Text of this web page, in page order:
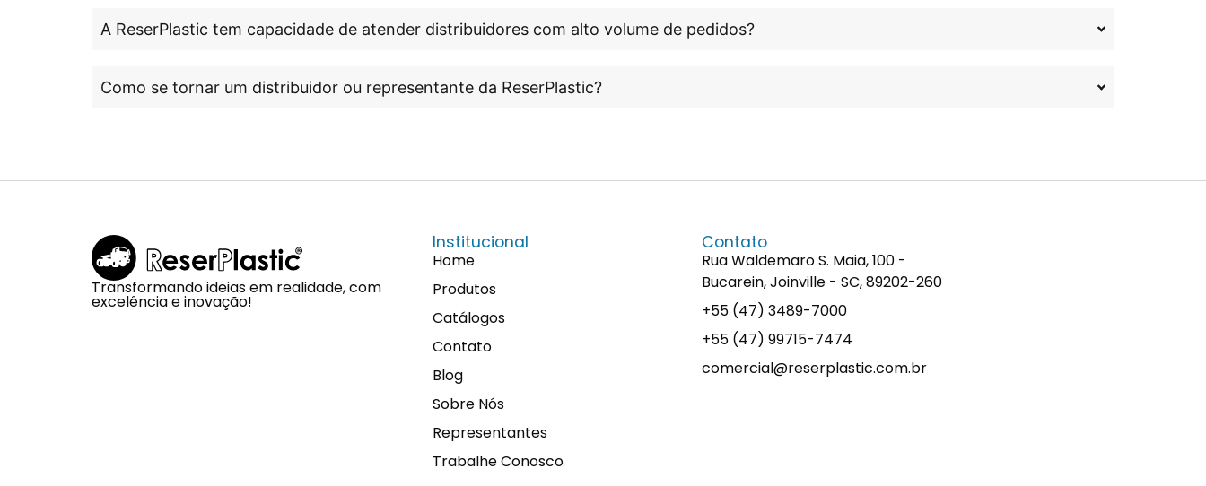
A ReserPlastic tem capacidade de atender distribuidores com alto volume de pedidos?
Como se tornar um distribuidor ou representante da ReserPlastic?
Transformando ideias em realidade, com
excelência e inovação!
Institucional
Home
Produtos
Catálogos
Contato
Blog
Sobre Nós
Representantes
Trabalhe Conosco
Contato
Rua Waldemaro S. Maia, 100 -
Bucarein, Joinville - SC, 89202-260
+55 (47) 3489-7000
+55 (47) 99715-7474
comercial@reserplastic.com.br